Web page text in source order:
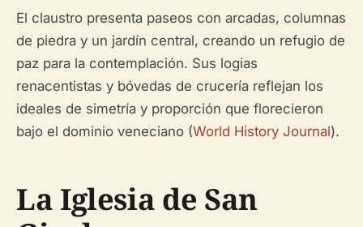
El claustro presenta paseos con arcadas, columnas
de piedra y un jardín central, creando un refugio de
paz para la contemplación. Sus logias
renacentistas y bóvedas de crucería reflejan los
ideales de simetría y proporción que florecieron
bajo el dominio veneciano (World History Journal).
La Iglesia de San